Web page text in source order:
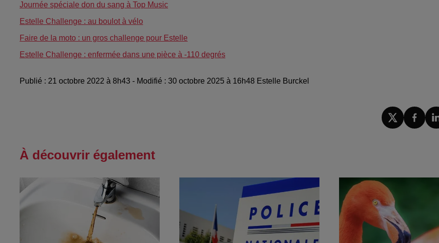
Journée spéciale don du sang à Top Music
Estelle Challenge : au boulot à vélo
Faire de la moto : un gros challenge pour Estelle
Estelle Challenge : enfermée dans une pièce à -110 degrés
Publié : 21 octobre 2022 à 8h43 - Modifié : 30 octobre 2025 à 16h48 Estelle Burckel
À découvrir également